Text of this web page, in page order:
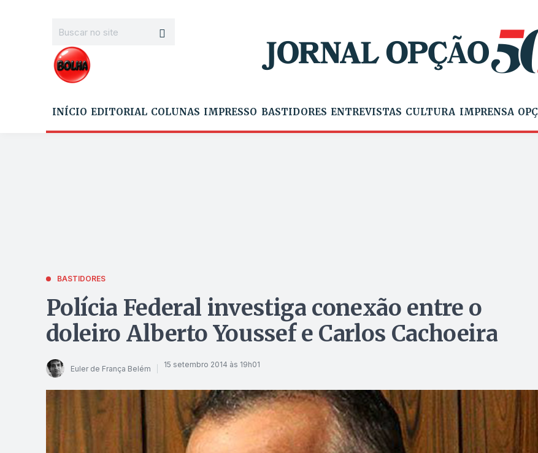
INÍCIO EDITORIAL COLUNAS IMPRESSO BASTIDORES ENTREVISTAS CULTURA IMPRENSA
BASTIDORES
Polícia Federal investiga conexão entre o
doleiro Alberto Youssef e Carlos Cachoeira
Euler de França Belém 15 setembro 2014 às 19h01